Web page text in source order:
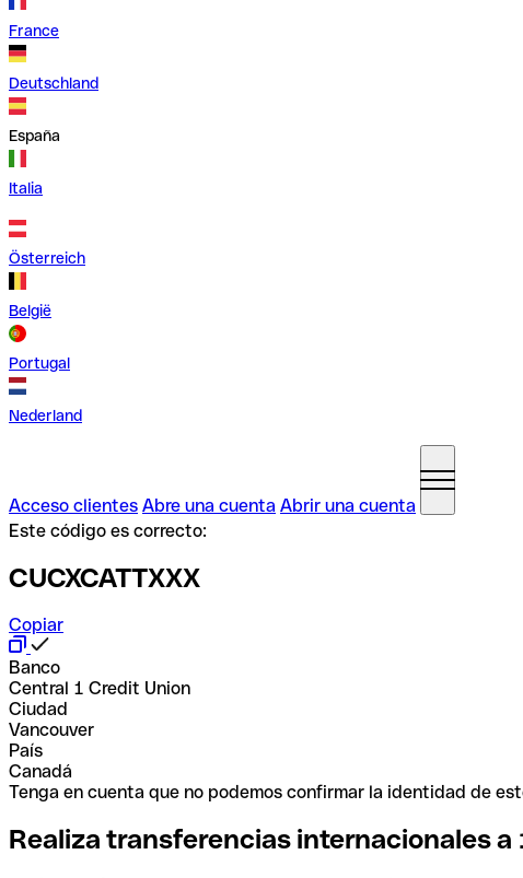
France
Deutschland
España
Italia
Österreich
België
Portugal
Nederland
Acceso clientes Abre una cuenta Abrir una cuenta
Este código es correcto:
CUCXCATTXXX
Copiar
Banco
Central 1 Credit Union
Ciudad
Vancouver
País
Canadá
Tenga en cuenta que no podemos confirmar la identidad de
Realiza transferencias internacionales a